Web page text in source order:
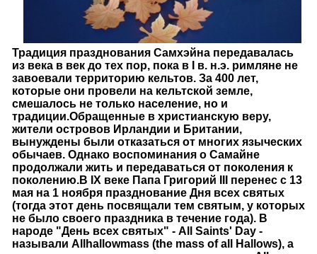
Традиция празднования Самхэйна передавалась
из века в век до тех пор, пока в I в. н.э. римляне не
завоевали территорию кельтов. За 400 лет,
которые они провели на кельтской земле,
смешалось не только население, но и
традиции.Обращенные в христианскую веру,
жители островов Ирландии и Британии,
вынуждены были отказаться от многих языческих
обычаев. Однако воспоминания о Самайне
продолжали жить и передаваться от поколения к
поколению.В IX веке Папа Григорий III перенес с 13
мая на 1 ноября празднование Дня всех святых
(тогда этот день посвящали тем святым, у которых
не было своего праздника в течение года). В
народе "День всех святых" - All Saints' Day -
называли Allhallowmass (the mass of all Hallows), а